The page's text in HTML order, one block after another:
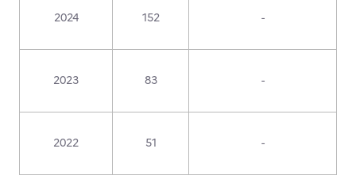
2024 152 -
2023 83 -
2022 51 -